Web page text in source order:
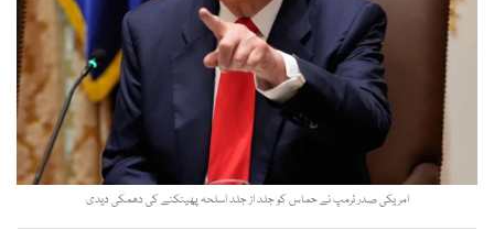
امریکی صدر ٹرمپ نے حماس کو جلد از جلد اسلحہ پھینکنے کی دھمکی دیدی